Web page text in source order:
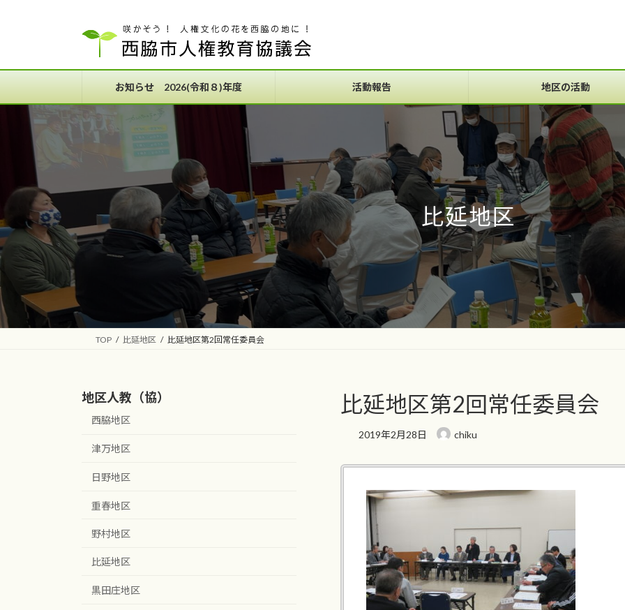
ツ
ス
シ
ン
お知らせ 2026(令和８)年度 活動報告 地区の活動
比延地区
TOP 比延地区 比延地区第2回常任委員会
比延地区第2回常任委員会
2019年2月28日 chiku
地区人教（協）
西脇地区
津万地区
日野地区
重春地区
野村地区
比延地区
黒田庄地区